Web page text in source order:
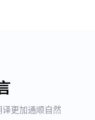
更加通顺自然